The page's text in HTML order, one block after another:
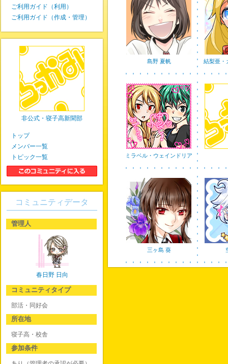
島野 夏帆 結梨亜・
ミラベル・ウェインドリア
三ヶ島 葵
ご利用ガイド（利用）
ご利用ガイド（作成・管理）
非公式・寝子高新聞部
トップ
メンバー一覧
トピック一覧
コミュニティデータ
管理人
春日野 日向
コミュニティタイプ
部活・同好会
所在地
寝子高・校舎
参加条件